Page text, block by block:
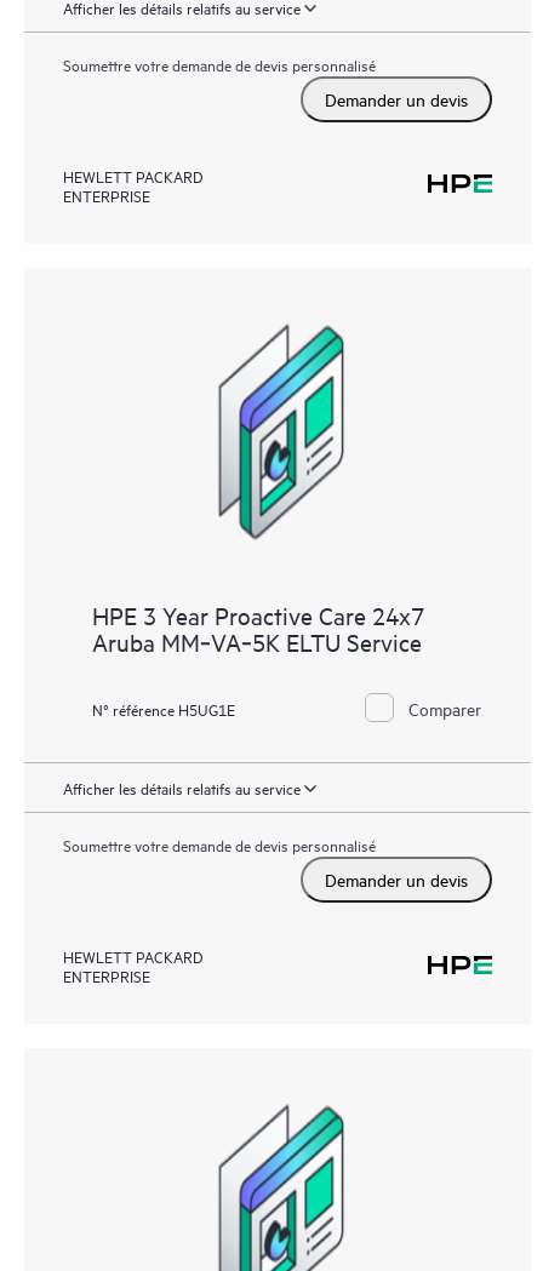
Afficher les détails relatifs au service
Soumettre votre demande de devis personnalisé
Demander un devis
HEWLETT PACKARD
ENTERPRISE
HPE 3 Year Proactive Care 24x7
Aruba MM‑VA‑5K ELTU Service
N° référence H5UG1E Comparer
Afficher les détails relatifs au service
Soumettre votre demande de devis personnalisé
Demander un devis
HEWLETT PACKARD
ENTERPRISE